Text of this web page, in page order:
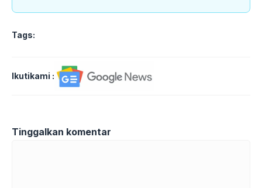
Tags:
Ikutikami :
Tinggalkan komentar